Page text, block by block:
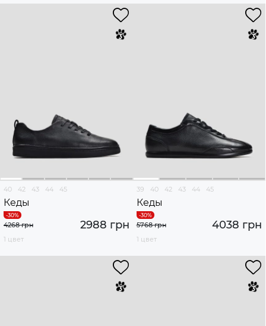
40 42 43 44 45
Кеды
2988 грн
4268 грн
1 цвет
39 40 42 43 44 45
Кеды
4038 грн
5768 грн
1 цвет